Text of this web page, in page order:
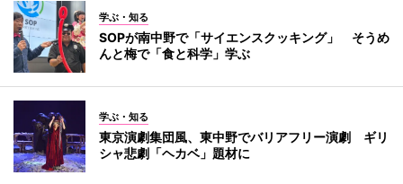
学ぶ・知る
SOPが南中野で「サイエンスクッキング」 そうめ
んと梅で「食と科学」学ぶ
学ぶ・知る
東京演劇集団風、東中野でバリアフリー演劇 ギリ
シャ悲劇「ヘカベ」題材に